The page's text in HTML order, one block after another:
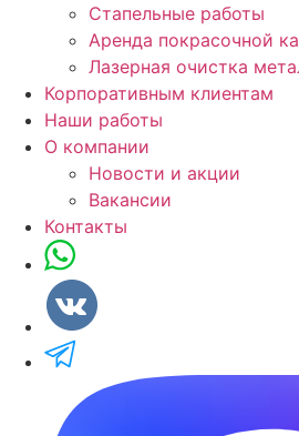
Стапельные работы
Аренда покрасочной
Лазерная очистка
Корпоративным клиентам
Наши работы
О компании
Новости и акции
Вакансии
Контакты